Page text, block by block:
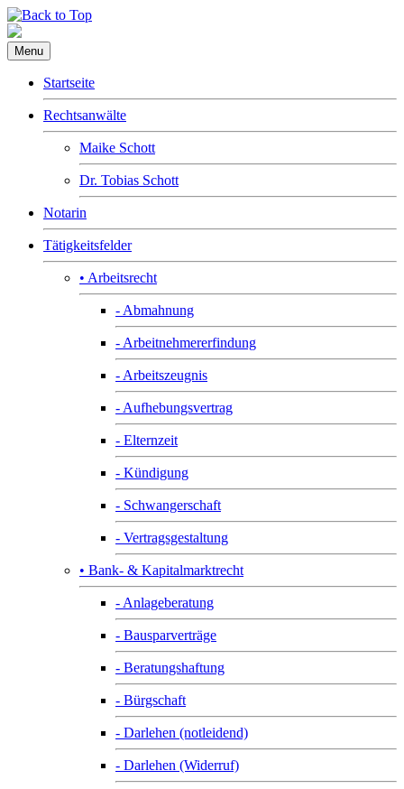
Menu
Startseite
Rechtsanwälte
Maike Schott
Dr. Tobias Schott
Notarin
Tätigkeitsfelder
• Arbeitsrecht
- Abmahnung
- Arbeitnehmererfindung
- Arbeitszeugnis
- Aufhebungsvertrag
- Elternzeit
- Kündigung
- Schwangerschaft
- Vertragsgestaltung
• Bank- & Kapitalmarktrecht
- Anlageberatung
- Bausparverträge
- Beratungshaftung
- Bürgschaft
- Darlehen (notleidend)
- Darlehen (Widerruf)